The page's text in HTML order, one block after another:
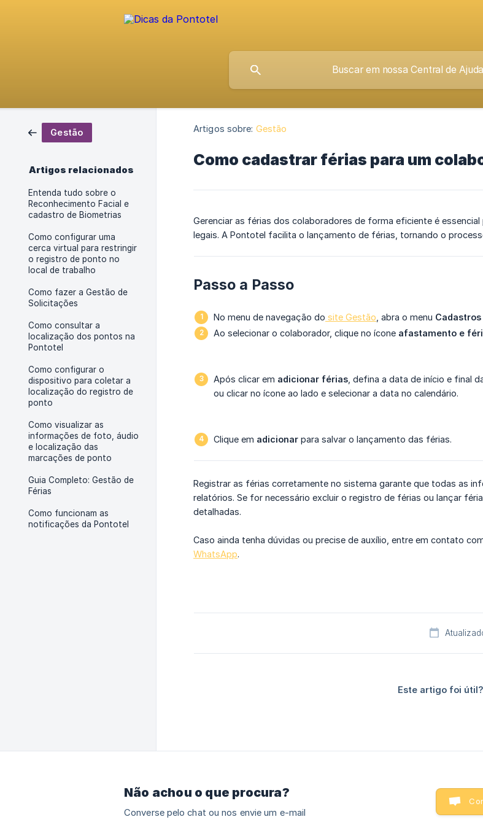
Gestão
Artigos relacionados
Entenda tudo sobre o
Reconhecimento Facial e
cadastro de Biometrias
Como configurar uma
cerca virtual para restringir
o registro de ponto no
local de trabalho
Como fazer a Gestão de
Solicitações
Como consultar a
localização dos pontos na
Pontotel
Como configurar o
dispositivo para coletar a
localização do registro de
ponto
Como visualizar as
informações de foto, áudio
e localização das
marcações de ponto
Guia Completo: Gestão de
Férias
Como funcionam as
notificações da Pontotel
Artigos sobre: Gestão
Como cadastrar férias para um
Gerenciar as férias dos colaboradores de forma eficiente é
legais. A Pontotel facilita o lançamento de férias, tornando o
Passo a Passo
No menu de navegação do site Gestão , abra o menu Cadastros
Ao selecionar o colaborador, clique no ícone afastamento e
Após clicar em adicionar férias , defina a data de início e final
ou clicar no ícone ao lado e selecionar a data no calendário.
Clique em adicionar para salvar o lançamento das férias.
Registrar as férias corretamente no sistema garante que todas as
relatórios. Se for necessário excluir o registro de férias ou lançar
detalhadas.
Caso ainda tenha dúvidas ou precise de auxílio, entre em contato
WhatsApp.
Este artigo foi útil?
Não achou o que procura?
Converse pelo chat ou nos envie um e-mail